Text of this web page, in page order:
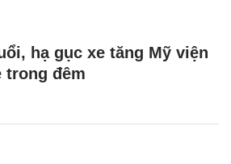
hạ gục xe tăng Mỹ viện
trong đêm